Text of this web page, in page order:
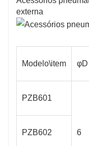
externa
Modelo\item φD
PZB601
6
PZB602